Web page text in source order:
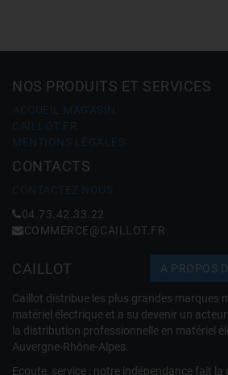
NOS PRODUITS ET SERVICES
ACCUEIL MAGASIN
CAILLOT.FR
MENTIONS LÉGALES
CONTACTS
CONTACTEZ NOUS
04.73.42.33.22
COMMERCE@CAILLOT.FR
CAILLOT A PROPOS
Caillot distribue les plus grandes marques
matériel électrique et a su devenir un
la distribution professionnelle en matériel
Auvergne-Rhône-Alpes.
Ecoute, service : notre indépendance fait la